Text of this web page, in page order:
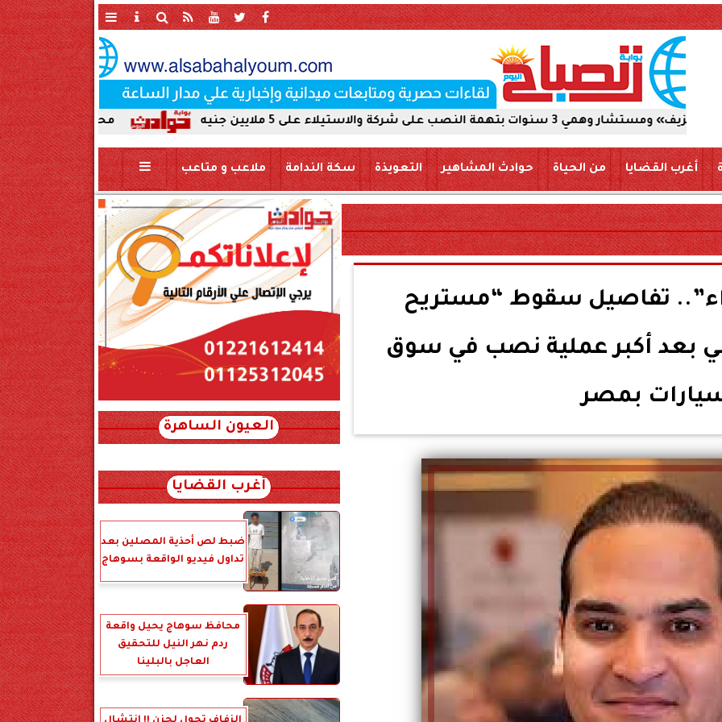
محافظ سوهاج يحيل واقعة ردم نهر والاستيلاء على 5 ملايين جنيه
أغرب القضايا من الحياة حوادث المشاهير التعويذة سكة الندامة ملاعب و متاعب
تفاصيل سقوط “مستريح
بعد أكبر عملية نصب في سوق
بمصر
العيون الساهرة
أغرب القضايا
ضبط لص أحذية المصلين بعد
تداول فيديو الواقعة بسوهاج
محافظ سوهاج يحيل واقعة
ردم نهر النيل للتحقيق
العاجل بالبلينا